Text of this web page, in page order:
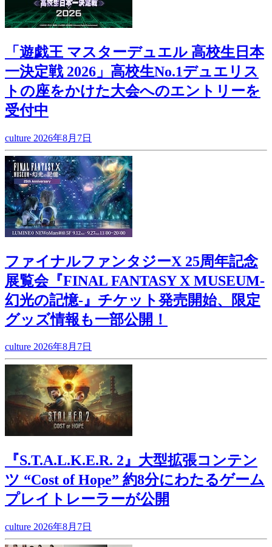
「遊戯王 マスターデュエル 高校生日本
一決定戦 2026」高校生No.1デュエリス
トの座をかけた大会へのエントリーを
受付中
culture 2026年8月7日
ファイナルファンタジーX 25周年記念
展覧会『FINAL FANTASY X MUSEUM-
幻光の記憶-』チケット発売開始、限定
グッズ情報も一部公開！
culture 2026年8月7日
『S.T.A.L.K.E.R. 2』大型拡張コンテン
ツ “Cost of Hope” 約8分にわたるゲーム
プレイトレーラーが公開
culture 2026年8月7日